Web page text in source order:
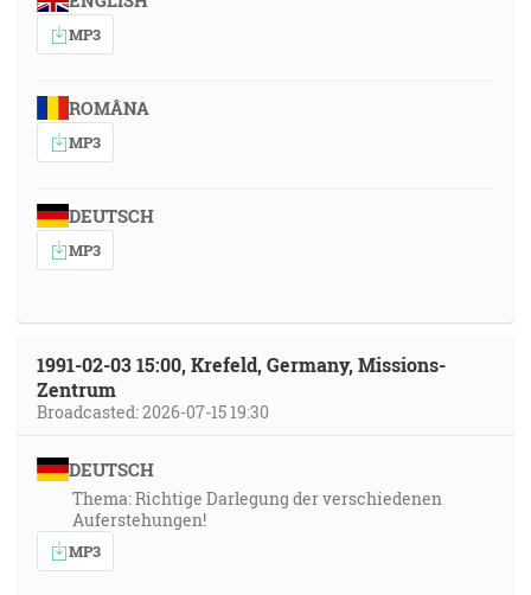
MP3
ROMÂNA
MP3
DEUTSCH
MP3
1991-02-03 15:00, Krefeld, Germany, Missions-
Zentrum
Broadcasted: 2026-07-15 19:30
DEUTSCH
Thema: Richtige Darlegung der verschiedenen
Auferstehungen!
MP3